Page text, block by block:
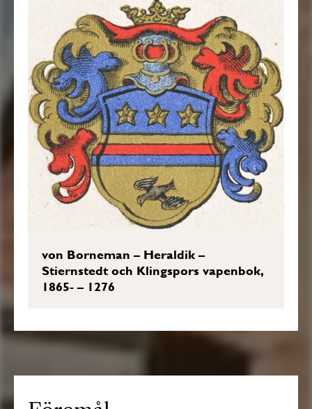
von Borneman – Heraldik –
Stiernstedt och Klingspors vapenbok,
1865- – 1276